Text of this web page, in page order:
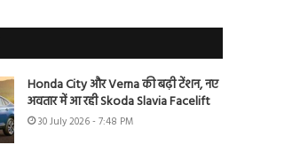
Honda City और Verna की बढ़ी टेंशन, नए
अवतार में आ रही Skoda Slavia Facelift
30 July 2026 - 7:48 PM